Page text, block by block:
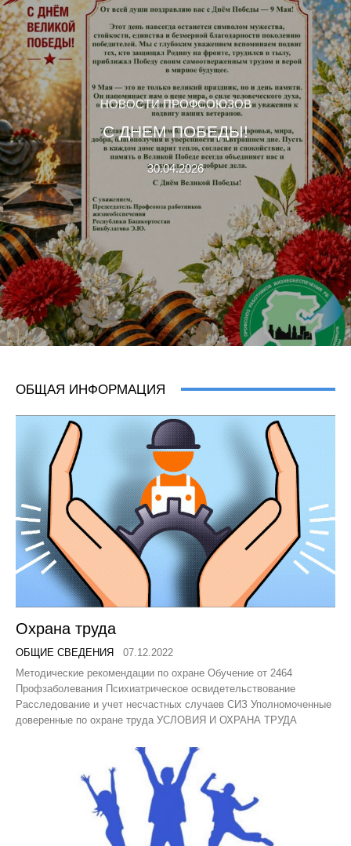
НОВОСТИ ПРОФСОЮЗОВ
С ДНЕМ ПОБЕДЫ!
30.04.2026
ОБЩАЯ ИНФОРМАЦИЯ
Охрана труда
ОБЩИЕ СВЕДЕНИЯ
07.12.2022
Методические рекомендации по охране Обучение от 2464
Профзаболевания Психиатрическое освидетельствование
Расследование и учет несчастных случаев СИЗ Уполномоченные
доверенные по охране труда УСЛОВИЯ И ОХРАНА ТРУДА